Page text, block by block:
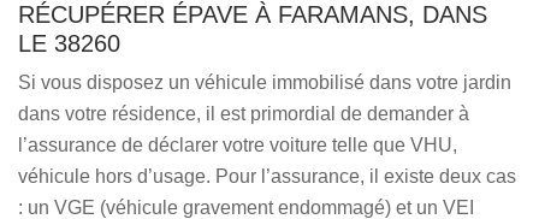
RÉCUPÉRER ÉPAVE À FARAMANS, DANS
LE 38260
Si vous disposez un véhicule immobilisé dans votre jardin
dans votre résidence, il est primordial de demander à
l’assurance de déclarer votre voiture telle que VHU,
véhicule hors d’usage. Pour l’assurance, il existe deux cas
: un VGE (véhicule gravement endommagé) et un VEI